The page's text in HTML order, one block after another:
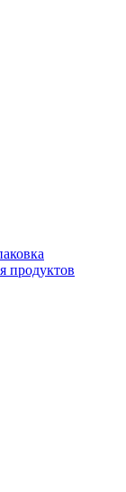
продуктов